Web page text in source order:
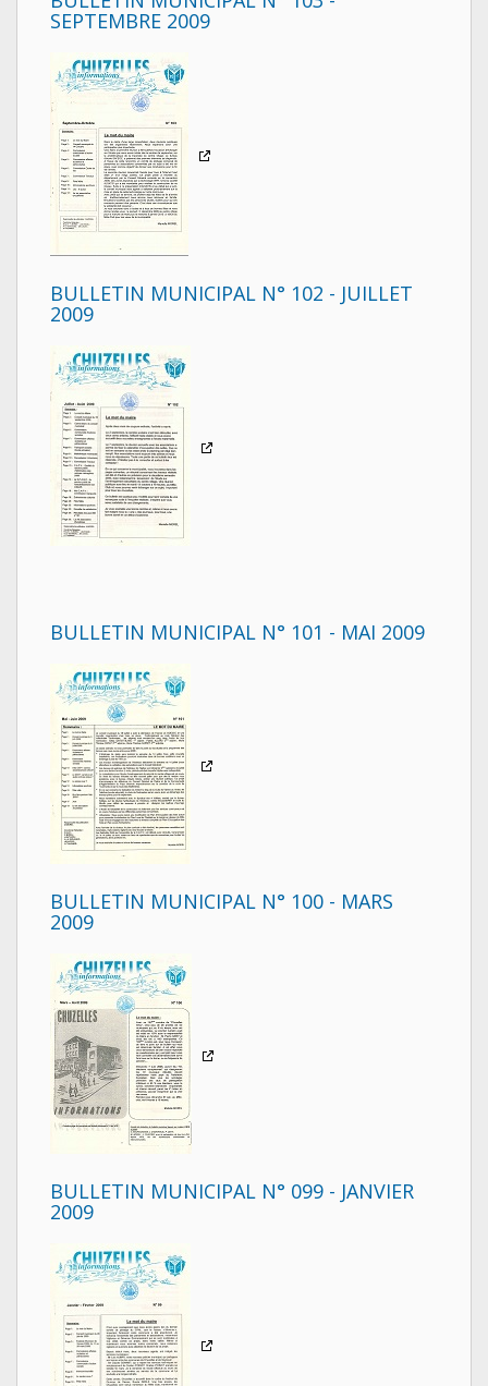
SEPTEMBRE 2009
BULLETIN MUNICIPAL N° 102 - JUILLET
2009
BULLETIN MUNICIPAL N° 101 - MAI 2009
BULLETIN MUNICIPAL N° 100 - MARS
2009
BULLETIN MUNICIPAL N° 099 - JANVIER
2009